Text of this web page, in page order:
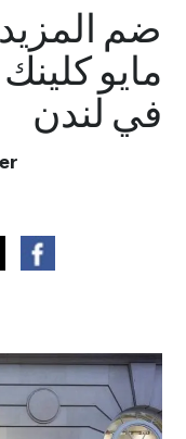
ضم
مايو
في لندن